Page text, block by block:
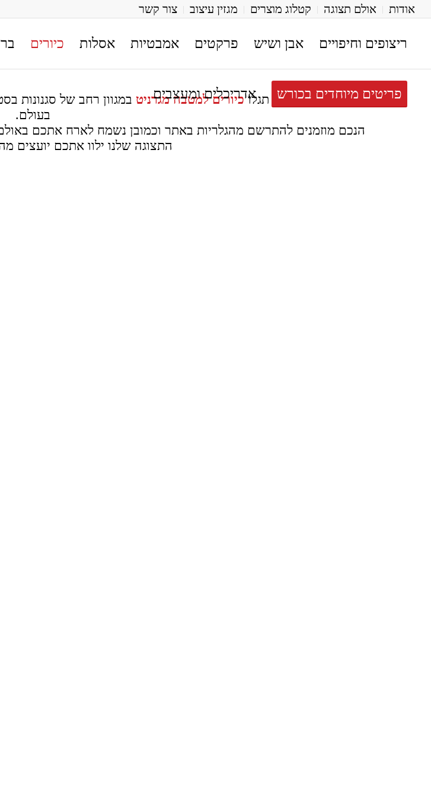
אודות אולם תצוגה קטלוג מוצרים מגזין עיצוב צור קשר
ריצופים וחיפויים אבן ושיש פרקטים אמבטיות אסלות כיורים
פריטים מיוחדים בכורש אדריכלים ומעצביםבכורש בית לעיצוב תגלוכיורים למטבח מגרניט במגוון רחב של סגנונות
בעולם.
התצוגה שלנו ילוו אתכם יועצים